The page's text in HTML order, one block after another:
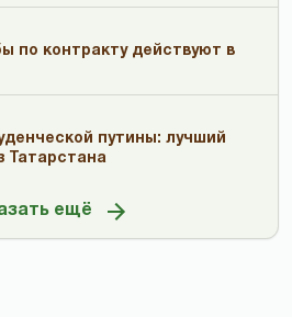
по контракту действуют в
путины: лучший
Татарстана
ещё